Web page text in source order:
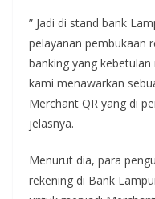
” Jadi di stand bank
pelayanan pembukaan
banking yang
kami menawarkan
Merchant QR yang di
jelasnya.
Menurut dia, para
rekening di Bank